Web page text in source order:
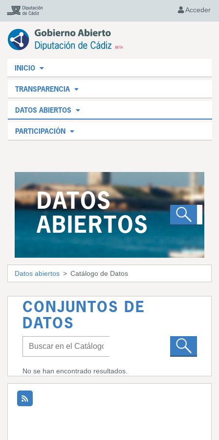
Acceder
INICIO
TRANSPARENCIA
DATOS ABIERTOS
PARTICIPACIÓN
DATOS
ABIERTOS
Datos abiertos Catálogo de Datos
CONJUNTOS DE
DATOS
No se han encontrado resultados.